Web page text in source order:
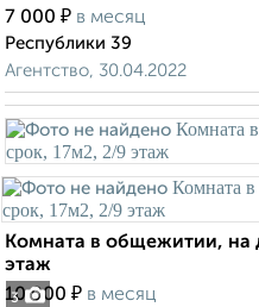
7 000 ₽ в месяц
Республики 39
Агентство, 30.04.2022
3
Комната в общежитии, на
этаж
10 000 ₽ в месяц